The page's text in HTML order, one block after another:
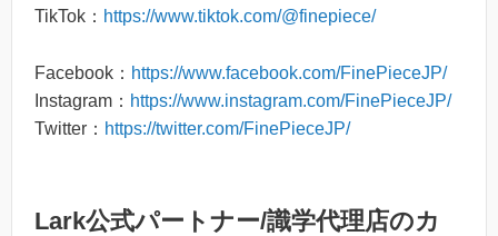
TikTok： https://www.tiktok.com/@finepiece/
Facebook： https://www.facebook.com/FinePieceJP/
Instagram： https://www.instagram.com/FinePieceJP/
Twitter： https://twitter.com/FinePieceJP/
Lark公式パートナー/識学代理店のカ